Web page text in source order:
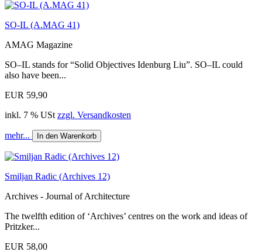
SO-IL (A.MAG 41)
AMAG Magazine
SO–IL stands for “Solid Objectives Idenburg Liu”. SO–IL could
also have been...
EUR 59,90
inkl. 7 % USt zzgl. Versandkosten
mehr... In den Warenkorb
Smiljan Radic (Archives 12)
Archives - Journal of Architecture
The twelfth edition of ‘Archives’ centres on the work and ideas of
Pritzker...
EUR 58,00